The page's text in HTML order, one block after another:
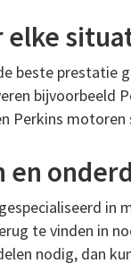
beste prestatie
bijvoorbeeld
Perkins
en
in
te vinden in
nodig, dan